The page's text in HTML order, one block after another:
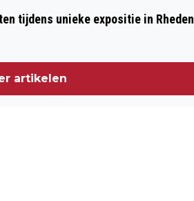
tijdens unieke expositie in Rheden
artikelen